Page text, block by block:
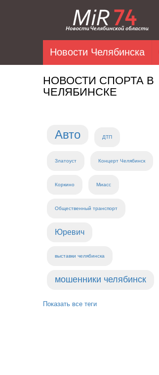
Новости Челябинска
НОВОСТИ СПОРТА В
ЧЕЛЯБИНСКЕ
Авто ДТП
Златоуст Концерт Челябинск
Коркино Миасс
Общественный транспорт
Юревич
выставки челябинска
мошенники челябинск
Показать все теги